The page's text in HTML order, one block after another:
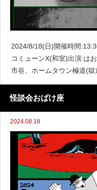
2024/8/18(日)開催時間
コミューンX(和室)出演:は
市谷、ホームタウン極道(
めた者という意味である。
道怪談
怪談会おばけ座
2024.08.18